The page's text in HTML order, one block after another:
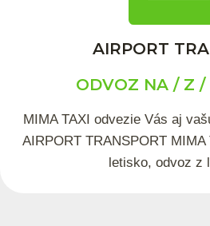
AIRPORT
ODVOZ NA / Z /
MIMA TAXI odvezie Vás aj
AIRPORT TRANSPORT
letisko, odvoz z